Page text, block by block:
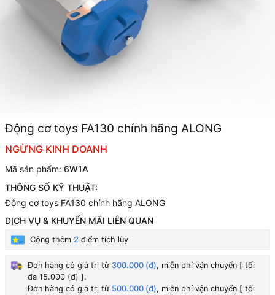
Động cơ toys FA130 chính hãng ALONG
NGỪNG KINH DOANH
Mã sản phẩm: 6W1A
THÔNG SỐ KỸ THUẬT:
Động cơ toys FA130 chính hãng ALONG
DỊCH VỤ & KHUYẾN MÃI LIÊN QUAN
Cộng thêm 2 điểm tích lũy
Đơn hàng có giá trị từ 300.000 (đ), miễn phí vận chuyển [ tối
đa 15.000 (đ) ].
Đơn hàng có giá trị từ 500.000 (đ), miễn phí vận chuyển [ tối